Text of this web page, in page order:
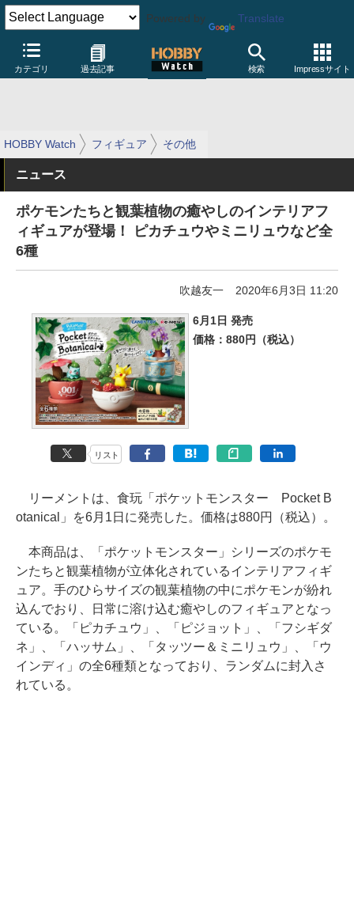
Powered by Translate
カテゴリ 過去記事 検索 Impressサイト
HOBBY Watch フィギュア その他
ニュース
ポケモンたちと観葉植物の癒やしのインテリアフ
ィギュアが登場！ ピカチュウやミニリュウなど全
6種
吹越友一 2020年6月3日 11:20
6月1日 発売
価格：880円（税込）
リスト
リーメントは、食玩「ポケットモンスター Pocket B
otanical」を6月1日に発売した。価格は880円（税込）。
本商品は、「ポケットモンスター」シリーズのポケモ
ンたちと観葉植物が立体化されているインテリアフィギ
ュア。手のひらサイズの観葉植物の中にポケモンが紛れ
込んでおり、日常に溶け込む癒やしのフィギュアとなっ
ている。「ピカチュウ」、「ピジョット」、「フシギダ
ネ」、「ハッサム」、「タッツー＆ミニリュウ」、「ウ
インディ」の全6種類となっており、ランダムに封入さ
れている。